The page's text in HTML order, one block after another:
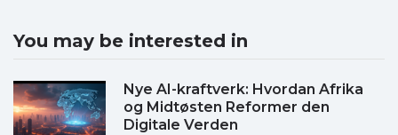
You may be interested in
Nye AI-kraftverk: Hvordan Afrika
og Midtøsten Reformer den
Digitale Verden